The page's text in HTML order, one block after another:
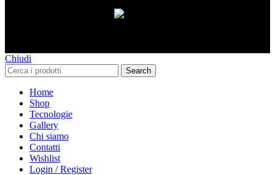
Chiudi
Search
Home
Shop
Tecnologie
Gallery
Chi siamo
Contatti
Wishlist
Login / Register